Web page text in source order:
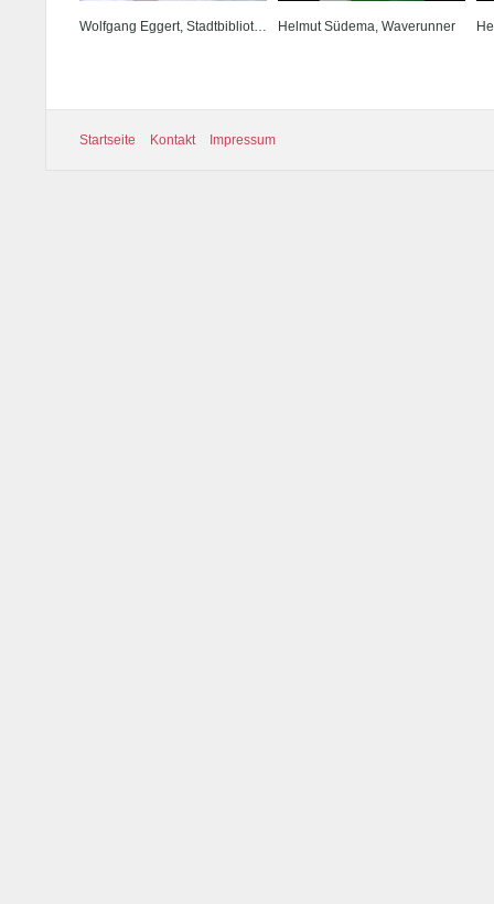
Helmut Südema, Waverunner
Startseite Kontakt Impressum